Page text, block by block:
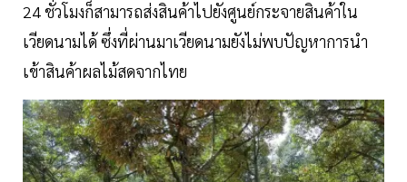
24 ชั่วโมงก็สามารถส่งสินค้าไปยังศูนย์กระจายสินค้าใน
เวียดนามได้ ซึ่งที่ผ่านมาเวียดนามยังไม่พบปัญหาการนำ
เข้าสินค้าผลไม้สดจากไทย